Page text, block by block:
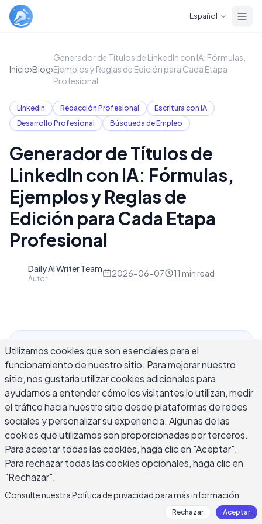
Español
Inicio›Blog›
Generador de Títulos de LinkedIn con IA: Fórmulas,
Ejemplos y Reglas de Edición para Cada Etapa
Profesional
LinkedIn Redacción Profesional
Escritura con IA
Desarrollo Profesional
Búsqueda de Empleo
Generador de Títulos de
LinkedIn con IA: Fórmulas,
Ejemplos y Reglas de
Edición para Cada Etapa
Profesional
Daily AI Writer Team
Autor
2026-06-07 11 min read
Un generador de títulos de LinkedIn con IA realiza
un trabajo específico: escribe la línea de 220
caracteres que aparece directamente bajo tu
nombre y te sigue en todas partes en LinkedIn —
resultados de búsqueda, solicitudes de conexión,
hilos de comentarios y bandejas de entrada de
reclutadores. A diferencia de tu sección Acerca
De, tu título tiene aproximadamente dos
segundos para obtener un clic. La mayoría de los
profesionales lo dejan como su título actual o lo
llenan de palabras de moda como "líder orientado
a resultados" que no dicen nada al espectador.
Utilizamos cookies que son esenciales para el
funcionamiento de nuestro sitio. Para mejorar nuestro
sitio, nos gustaría utilizar cookies adicionales para
ayudarnos a entender cómo los visitantes lo utilizan, medir
el tráfico hacia nuestro sitio desde plataformas de redes
sociales y personalizar su experiencia. Algunas de las
cookies que utilizamos son proporcionadas por terceros.
Para aceptar todas las cookies, haga clic en "Aceptar".
Para rechazar todas las cookies opcionales, haga clic en
"Rechazar".
Consulte nuestraPolítica de privacidadpara más información
Rechazar Aceptar